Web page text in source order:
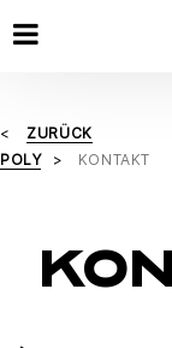
ZURÜCK
POLY
KONTAKT